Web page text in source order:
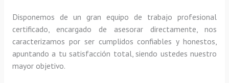
Disponemos de un gran equipo de trabajo profesional
certificado, encargado de asesorar directamente, nos
caracterizamos por ser cumplidos confiables y honestos,
apuntando a tu satisfacción total, siendo ustedes nuestro
mayor objetivo.